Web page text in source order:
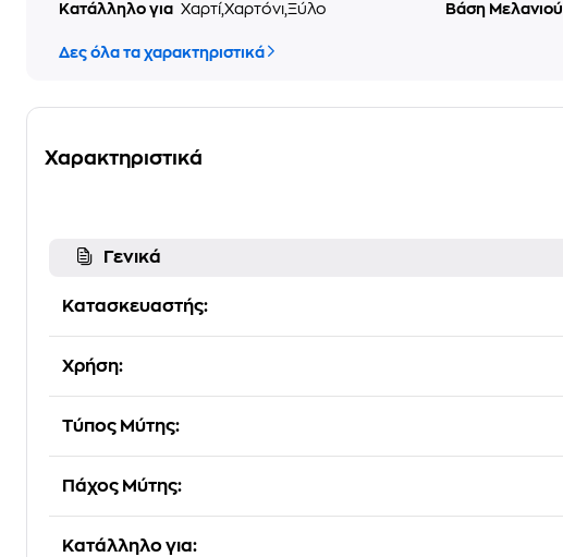
Κατάλληλο για Χαρτί,Χαρτόνι,Ξύλο Βάση Μελανιού
Δες όλα τα χαρακτηριστικά
Χαρακτηριστικά
Γενικά
Κατασκευαστής:
Χρήση:
Τύπος Μύτης:
Πάχος Μύτης:
Κατάλληλο για: